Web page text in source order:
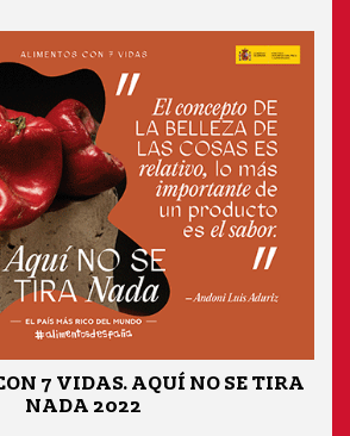
7 VIDAS. AQUÍ NO SE TIRA
NADA 2022